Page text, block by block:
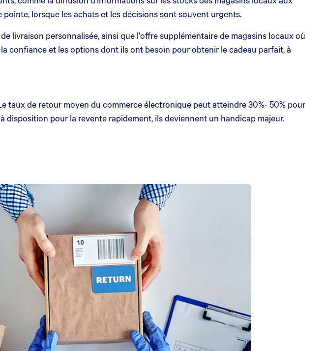
lorsque les achats et les décisions sont souvent urgents.
livraison personnalisée, ainsi que l'offre supplémentaire de magasins locaux où
confiance et les options dont ils ont besoin pour obtenir le cadeau parfait, à
taux de retour moyen du commerce électronique peut atteindre 30%- 50% pour
disposition pour la revente rapidement, ils deviennent un handicap majeur.